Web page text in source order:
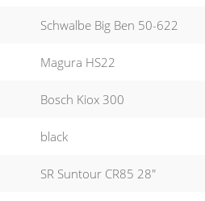
Schwalbe Big Ben 50-622
Magura HS22
Bosch Kiox 300
black
SR Suntour CR85 28"